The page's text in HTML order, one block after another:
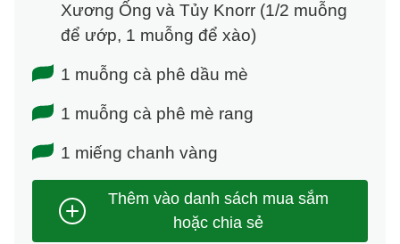
Xương Ống và Tủy Knorr (1/2 muỗng
để ướp, 1 muỗng để xào)
1 muỗng cà phê dầu mè
1 muỗng cà phê mè rang
1 miếng chanh vàng